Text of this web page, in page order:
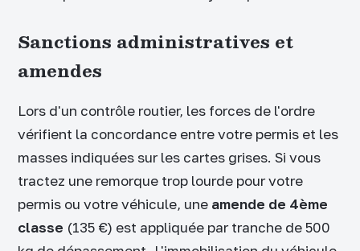
Sanctions administratives et
amendes
Lors d'un contrôle routier, les forces de l'ordre
vérifient la concordance entre votre permis et les
masses indiquées sur les cartes grises. Si vous
tractez une remorque trop lourde pour votre
permis ou votre véhicule, une amende de 4ème
classe (135 €) est appliquée par tranche de 500